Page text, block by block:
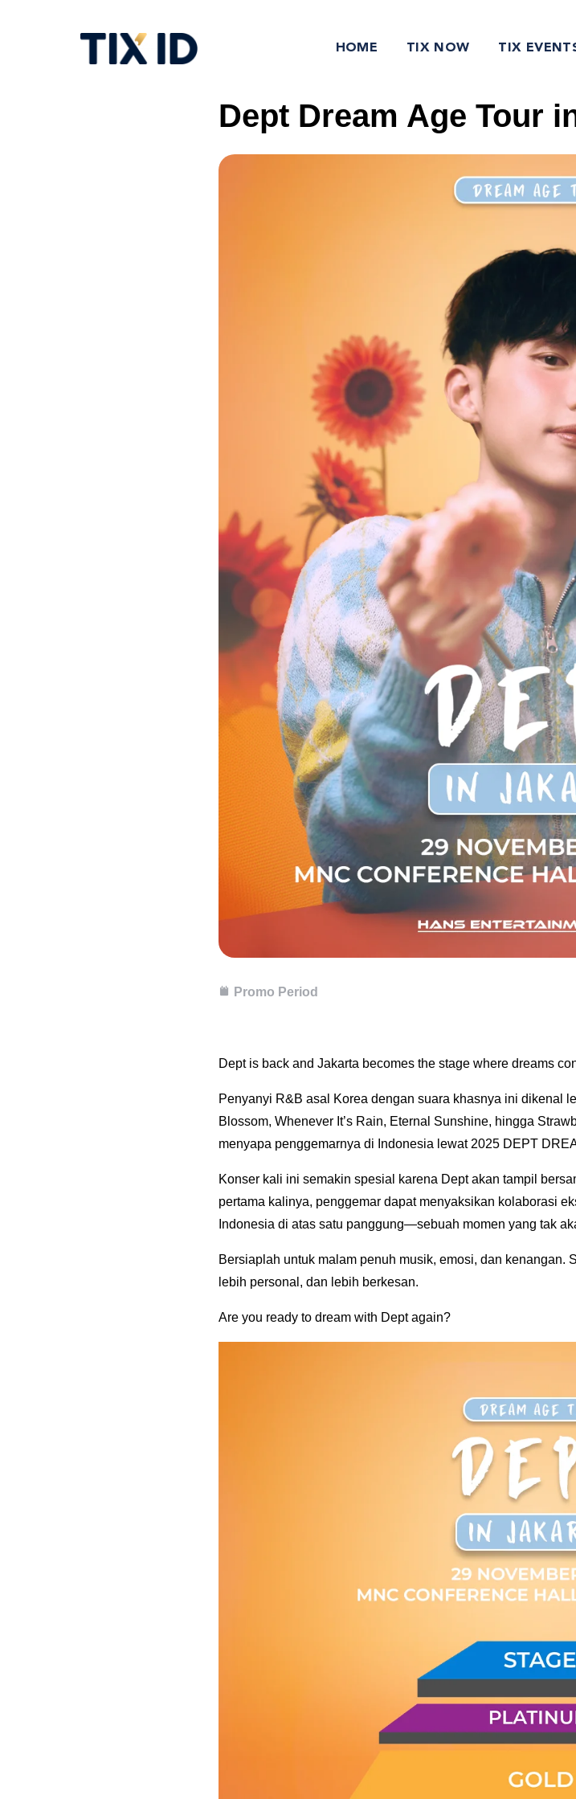
HOME TIX NOW TIX
Dept Dream Age Tour
Promo Period
Dept is back and Jakarta becomes the stage where dreams
Penyanyi R&B asal Korea dengan suara khasnya ini dikenal
Blossom, Whenever It’s Rain, Eternal Sunshine, hingga
menyapa penggemarnya di Indonesia lewat 2025 DEPT
Konser kali ini semakin spesial karena Dept akan tampil
pertama kalinya, penggemar dapat menyaksikan kolaborasi
Indonesia di atas satu panggung—sebuah momen yang tak
Bersiaplah untuk malam penuh musik, emosi, dan kenangan.
lebih personal, dan lebih berkesan.
Are you ready to dream with Dept again?